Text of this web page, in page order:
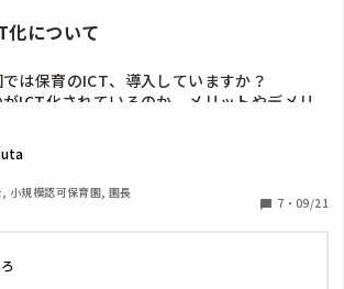
化について
は保育のICT、導入していますか？
がICT化されているのか、メリットやデメリ
は今まで登降園の登録、連絡帳、お便り、睡
、指導案などのICT化の経験がありますが、
ほぼアナログです😭
小規模認可保育園, 園長
7 ・ 09/21